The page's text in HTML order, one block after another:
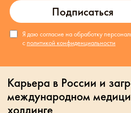
Подписаться
Я даю согласие на обработку
с политикой конфиденциальности
Карьера в России и
международном